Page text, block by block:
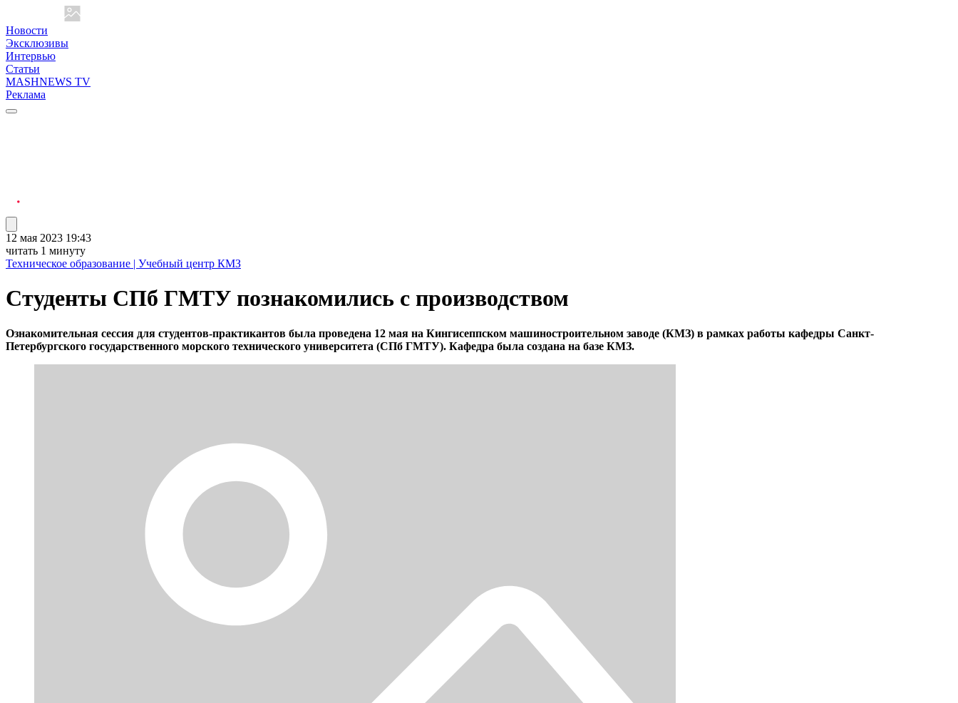
Новости
Эксклюзивы
Интервью
Статьи
MASHNEWS TV
Реклама
12 мая 2023 19:43
читать 1 минуту
Техническое образование | Учебный центр КМЗ
Студенты СПб ГМТУ познакомились с производством
Ознакомительная сессия для студентов-практикантов была проведена 12 мая на Кингисеппском машиностроительном заводе (КМЗ) в рамках работы кафедры Санкт-
Петербургского государственного морского технического университета (СПб ГМТУ). Кафедра была создана на базе КМЗ.